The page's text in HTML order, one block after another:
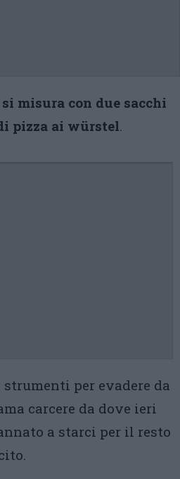
misura con due sacchi
pizza ai würstel.
per evadere da
carcere da dove ieri
a starci per il resto